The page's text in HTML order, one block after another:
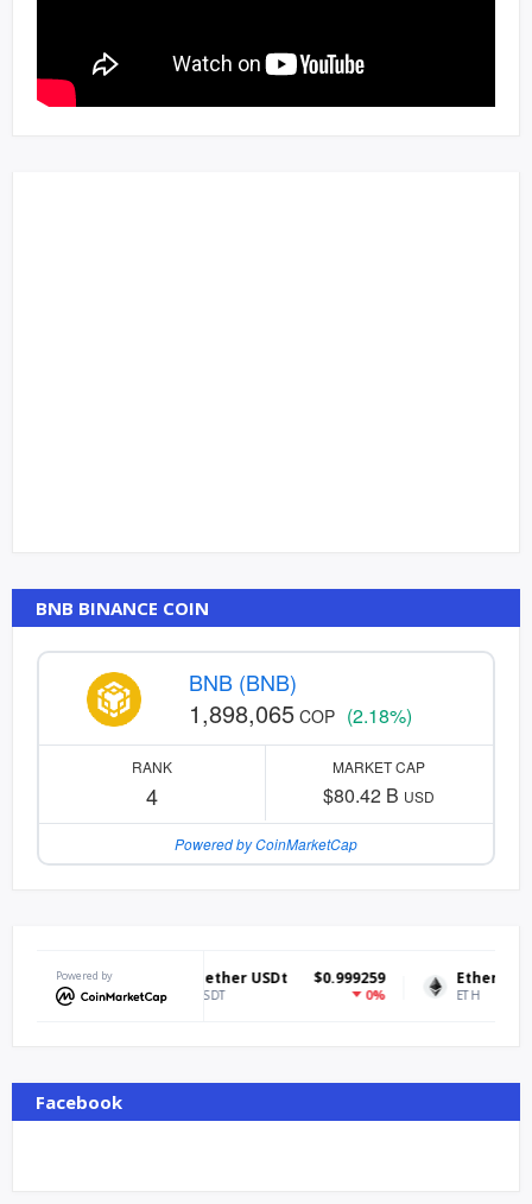
BNB BINANCE COIN
BNB (BNB)
1,898,065 COP (2.18%)
RANK
4
MARKET CAP
$80.42 B USD
Powered by CoinMarketCap
Powered byTether USDt $0.999259
USDT
Ethereum
ETH
Facebook